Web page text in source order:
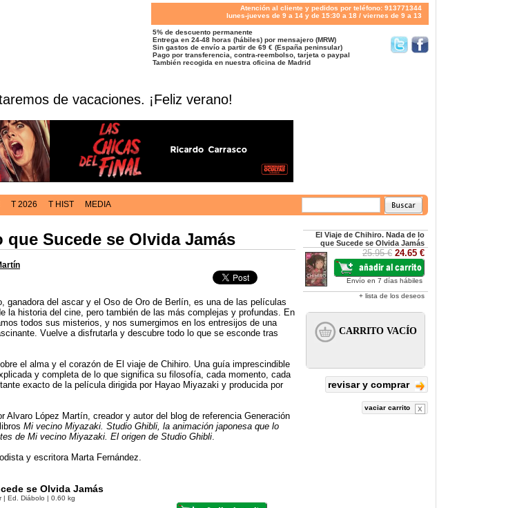
Atención al cliente y pedidos por teléfono: 913771344
lunes-jueves de 9 a 14 y de 15:30 a 18 / viernes de 9 a 13
5% de descuento permanente
Entrega en 24-48 horas (hábiles) por mensajero (MRW)
Sin gastos de envío a partir de 69 € (España peninsular)
Pago por transferencia, contra-reembolso, tarjeta o paypal
También recogida en nuestra oficina de Madrid
de vacaciones. ¡Feliz verano!
T 2026 T HIST MEDIA
Sucede se Olvida Jamás
ganadora del ascar y el Oso de Oro de Berlín, es una de las películas
la historia del cine, pero también de las más complejas y profundas. En
todos sus misterios, y nos sumergimos en los entresijos de una
Vuelve a disfrutarla y descubre todo lo que se esconde tras
el alma y el corazón de El viaje de Chihiro. Una guía imprescindible
y completa de lo que significa su filosofía, cada momento, cada
exacto de la película dirigida por Hayao Miyazaki y producida por
Alvaro López Martín, creador y autor del blog de referencia Generación
Mi vecino Miyazaki. Studio Ghibli, la animación japonesa que lo
de Mi vecino Miyazaki. El origen de Studio Ghibli.
y escritora Marta Fernández.
se Olvida Jamás
| Ed. Diábolo | 0.60 kg
El Viaje de Chihiro. Nada de lo
que Sucede se Olvida Jamás
25.95 € 24.65 €
Envío en 7 días hábiles
+ lista de los deseos
revisar y comprar
vaciar carrito